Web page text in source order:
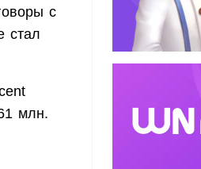
с
стал
млн.